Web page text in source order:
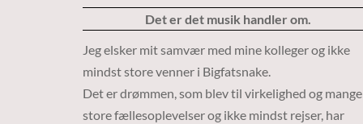
Det er det musik handler om.
Jeg elsker mit samvær med mine kolleger og ikke
mindst store venner i Bigfatsnake.
Det er drømmen, som blev til virkelighed og mange
store fællesoplevelser og ikke mindst rejser, har